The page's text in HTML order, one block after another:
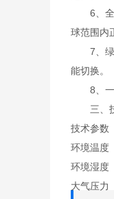
6、全球
球范围内
7、绿色
能切换。
8、一体
三、技
技术参数
环境温度
环境湿度
大气压力